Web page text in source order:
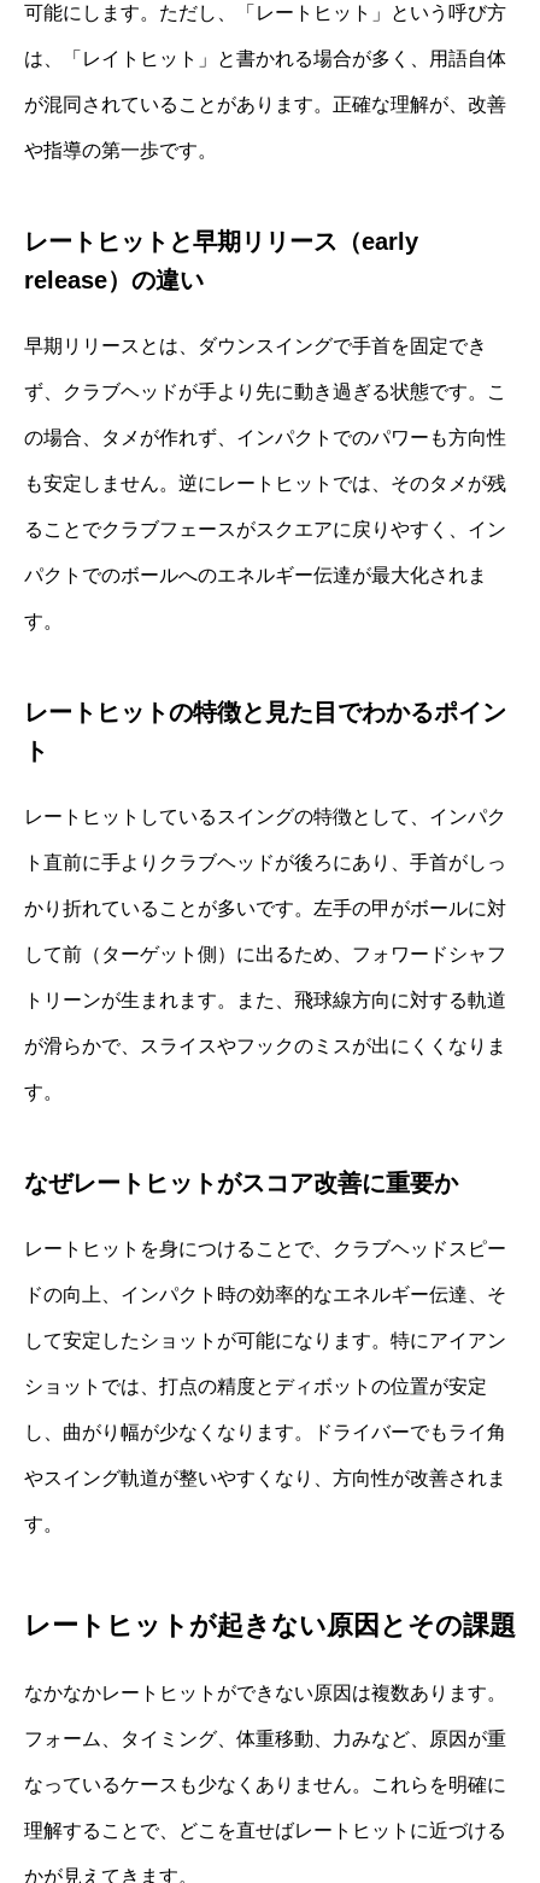
可能にします。ただし、「レートヒット」という呼び方
は、「レイトヒット」と書かれる場合が多く、用語自体
が混同されていることがあります。正確な理解が、改善
や指導の第一歩です。
レートヒットと早期リリース（early
release）の違い
早期リリースとは、ダウンスイングで手首を固定でき
ず、クラブヘッドが手より先に動き過ぎる状態です。こ
の場合、タメが作れず、インパクトでのパワーも方向性
も安定しません。逆にレートヒットでは、そのタメが残
ることでクラブフェースがスクエアに戻りやすく、イン
パクトでのボールへのエネルギー伝達が最大化されま
す。
レートヒットの特徴と見た目でわかるポイン
ト
レートヒットしているスイングの特徴として、インパク
ト直前に手よりクラブヘッドが後ろにあり、手首がしっ
かり折れていることが多いです。左手の甲がボールに対
して前（ターゲット側）に出るため、フォワードシャフ
トリーンが生まれます。また、飛球線方向に対する軌道
が滑らかで、スライスやフックのミスが出にくくなりま
す。
なぜレートヒットがスコア改善に重要か
レートヒットを身につけることで、クラブヘッドスピー
ドの向上、インパクト時の効率的なエネルギー伝達、そ
して安定したショットが可能になります。特にアイアン
ショットでは、打点の精度とディボットの位置が安定
し、曲がり幅が少なくなります。ドライバーでもライ角
やスイング軌道が整いやすくなり、方向性が改善されま
す。
レートヒットが起きない原因とその課題
なかなかレートヒットができない原因は複数あります。
フォーム、タイミング、体重移動、力みなど、原因が重
なっているケースも少なくありません。これらを明確に
理解することで、どこを直せばレートヒットに近づける
かが見えてきます。